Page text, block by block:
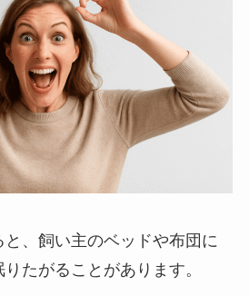
、飼い主のベッドや布団に
たがることがあります。